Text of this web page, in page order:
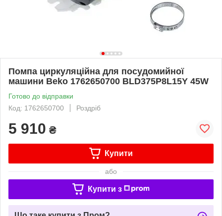
Помпа циркуляційна для посудомийної
машини Beko 1762650700 BLD375P8L15Y 45W
Готово до відправки
Код: 1762650700
Роздріб
5 910 ₴
Купити
або
Купити з